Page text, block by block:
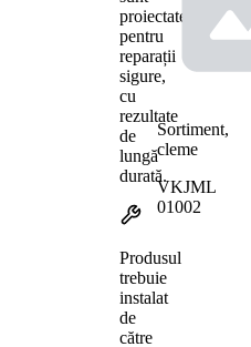
proiectate
pentru
reparații
sigure,
cu
rezultate
de
lungă
durată.
Produsul
trebuie
instalat
de
către
Sortiment,
cleme
VKJML
01002